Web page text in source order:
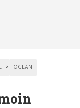
OCEAN